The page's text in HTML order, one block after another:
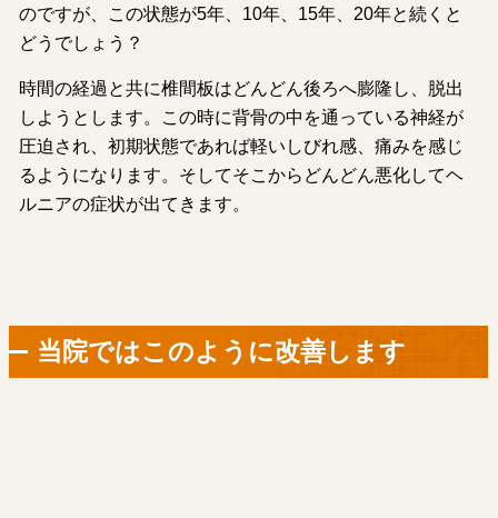
のですが、この状態が5年、10年、15年、20年と続くと
どうでしょう？
時間の経過と共に椎間板はどんどん後ろへ膨隆し、脱出
しようとします。この時に背骨の中を通っている神経が
圧迫され、初期状態であれば軽いしびれ感、痛みを感じ
るようになります。そしてそこからどんどん悪化してヘ
ルニアの症状が出てきます。
当院ではこのように改善します